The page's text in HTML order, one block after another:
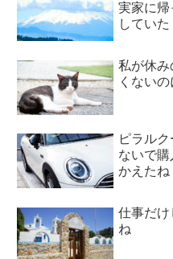
実家に
していた
私が休み
くない
ピラル
ないで
かえたね
仕事だけ
ね